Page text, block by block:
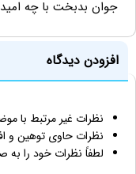
جوان بدبخت با چه
افزودن دیدگاه
نظرات غیر مرتبط با
نظرات حاوی توهین و
لطفاً نظرات خود را به